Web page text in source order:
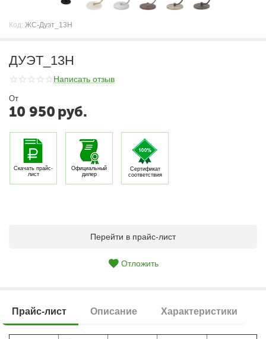
Код: ЖС-Дуэт_13Н
ДУЭТ_13Н
Написать отзыв
От
10 950 руб.
Скачать прайс-
лист
Официальный
дилер
Сертификат
соответствия
Перейти в прайс-лист
Отложить
Прайс-лист Описание Характеристики